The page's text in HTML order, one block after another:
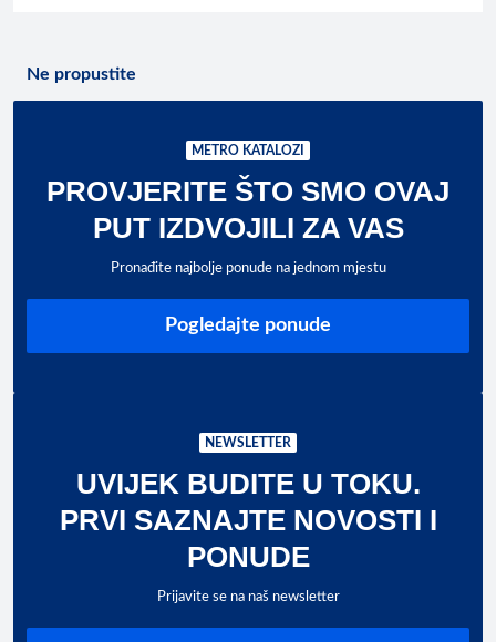
Ne propustite
METRO KATALOZI
PROVJERITE ŠTO SMO OVAJ
PUT IZDVOJILI ZA VAS
Pronađite najbolje ponude na jednom mjestu
Pogledajte ponude
NEWSLETTER
UVIJEK BUDITE U TOKU.
PRVI SAZNAJTE NOVOSTI I
PONUDE
Prijavite se na naš newsletter